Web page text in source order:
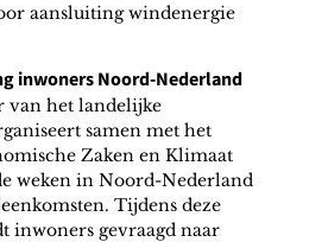
aansluiting windenergie
inwoners Noord-Nederland
van het landelijke
samen met het
Zaken en Klimaat
weken in Noord-Nederland
Tijdens deze
inwoners gevraagd naar